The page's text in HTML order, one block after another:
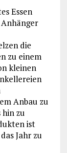
Essen
die
zu einem
kleinen
Anbau zu
hin zu
ist
Jahr zu